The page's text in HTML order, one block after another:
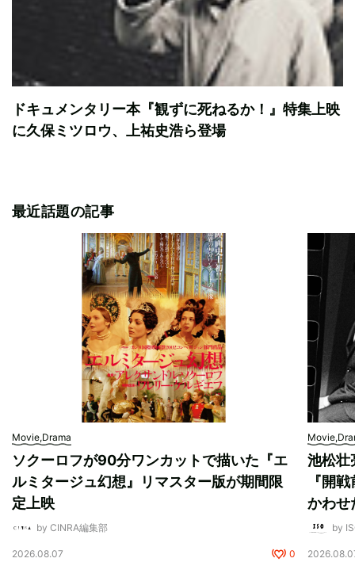
ドキュメンタリー本『観ずに死ねるか！』特集上映
に久保ミツロウ、上祐史浩ら登場
最近話題の記事
Movie,Drama
ソクーロフが90分ワンカットで描いた『エ
ルミタージュ幻想』リマスター版が期間限
定上映
by CINRA編集部
2026.08.07 0
池松壮
『開
かわせ
by